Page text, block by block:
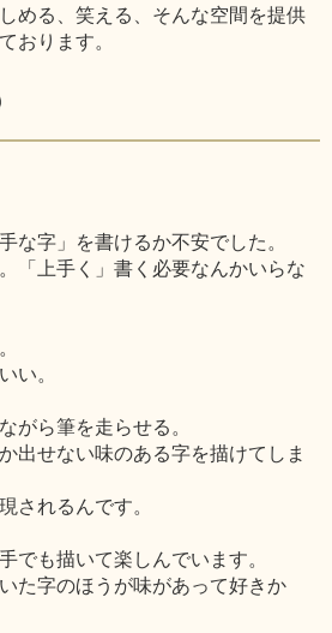
める、笑える、そんな空間を提供
おります。
な字」を書けるか不安でした。
「上手く」書く必要なんかいらな
い。
がら筆を走らせる。
出せない味のある字を描けてしま
されるんです。
でも描いて楽しんでいます。
た字のほうが味があって好きか